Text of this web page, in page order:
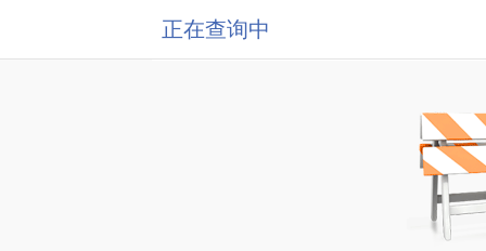
正在查询中